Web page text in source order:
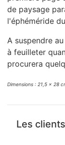
Retour et
Nous contacter
de paysage
l'éphéméride
A suspendre
à feuilleter
procurera
Dimensions : 21,5 x 28
Les